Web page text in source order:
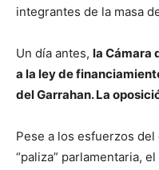
integrantes de la masa
Un día antes, la Cámara
a la ley de
del Garrahan. La
Pese a los esfuerzos
“paliza” parlamentaria,